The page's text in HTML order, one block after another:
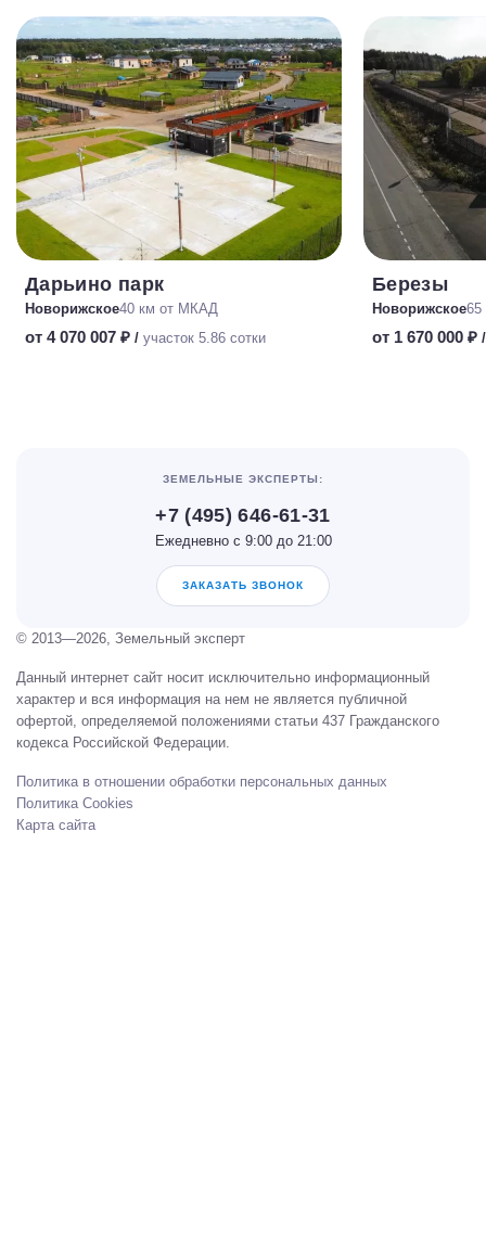
Дарьино парк
Новорижское40 км от МКАД
от 4 070 007 ₽ / участок 5.86 сотки
Березы
Новорижское
от 1 670 000 ₽
© 2013—2026, Земельный эксперт
Данный интернет сайт носит исключительно информационный
характер и вся информация на нем не является публичной
офертой, определяемой положениями статьи 437 Гражданского
кодекса Российской Федерации.
Политика в отношении обработки персональных данных
Политика Cookies
Карта сайта
ЗЕМЕЛЬНЫЕ ЭКСПЕРТЫ:
+7 (495) 646-61-31
Ежедневно с 9:00 до 21:00
ЗАКАЗАТЬ ЗВОНОК